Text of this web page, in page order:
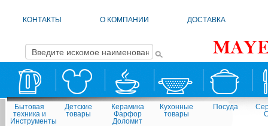
КОНТАКТЫ О КОМПАНИИ ДОСТАВКА
Бытовая
техника и
Инструменты
Детские
товары
Керамика
Фарфор
Доломит
Кухонные
товары
Посуда